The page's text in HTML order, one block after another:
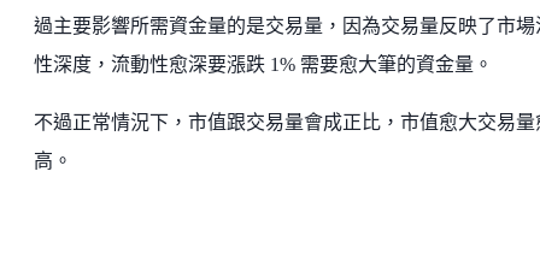
過主要影響所需資金量的是交易量，因為交易量反映了市場
性深度，流動性愈深要漲跌 1% 需要愈大筆的資金量。
不過正常情況下，市值跟交易量會成正比，市值愈大交易量
高。